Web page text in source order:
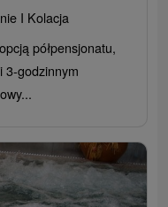
I Kolacja
półpensjonatu,
3-godzinnym